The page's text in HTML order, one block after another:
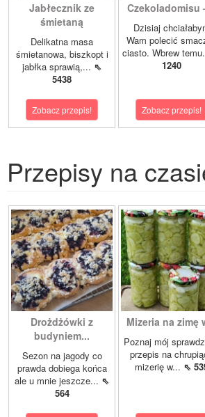
Jabłecznik ze
śmietaną
Delikatna masa
śmietanowa, biszkopt i
jabłka sprawią,... ⇖
5438
Zobacz przepis!
Czekoladomisu
Dzisiaj
Wam polecić
ciasto. Wbrew
1240
Zobacz przepis!
Przepisy na
Drożdżówki z
budyniem...
Sezon na jagody co
prawda dobiega końca
ale u mnie jeszcze... ⇖
564
Mizeria na zimę
Poznaj mój
przepis na
mizerię w... ⇖